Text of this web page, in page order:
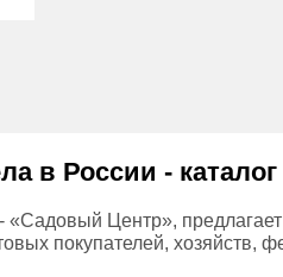
в России -
Центр»,
покупателей, хозяйств,